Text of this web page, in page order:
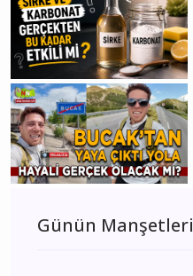
Günün Manşetleri